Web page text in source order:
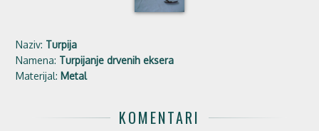
Naziv: Turpija
Namena: Turpijanje drvenih eksera
Materijal: Metal
KOMENTARI